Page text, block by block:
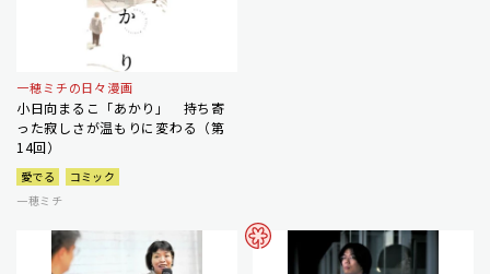
一穂ミチの日々漫画
小日向まるこ「あかり」 持ち寄
った寂しさが温もりに変わる（第
14回）
愛でる
コミック
一穂ミチ